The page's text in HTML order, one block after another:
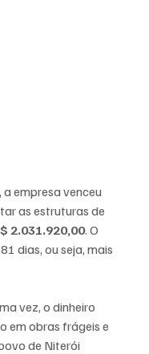
empresa venceu
as estruturas de
2.031.920,00. O
dias, ou seja, mais
vez, o dinheiro
em obras frágeis e
de Niterói